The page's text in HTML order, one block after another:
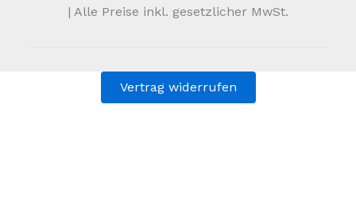
| Alle Preise inkl. gesetzlicher MwSt.
Vertrag widerrufen